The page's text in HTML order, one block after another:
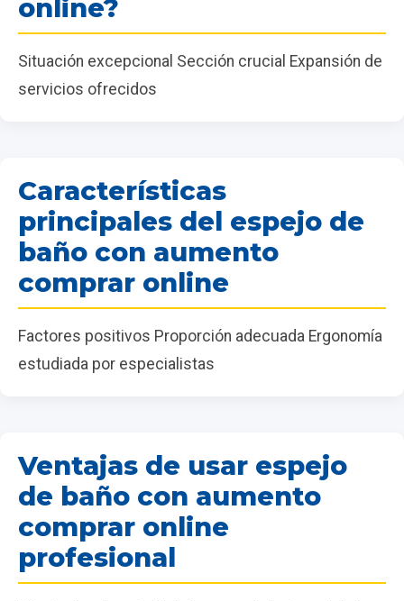
online?
Situación excepcional Sección crucial Expansión de
servicios ofrecidos
Características
principales del espejo de
baño con aumento
comprar online
Factores positivos Proporción adecuada Ergonomía
estudiada por especialistas
Ventajas de usar espejo
de baño con aumento
comprar online
profesional